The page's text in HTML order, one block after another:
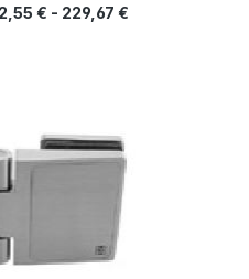
€ - 229,67 €